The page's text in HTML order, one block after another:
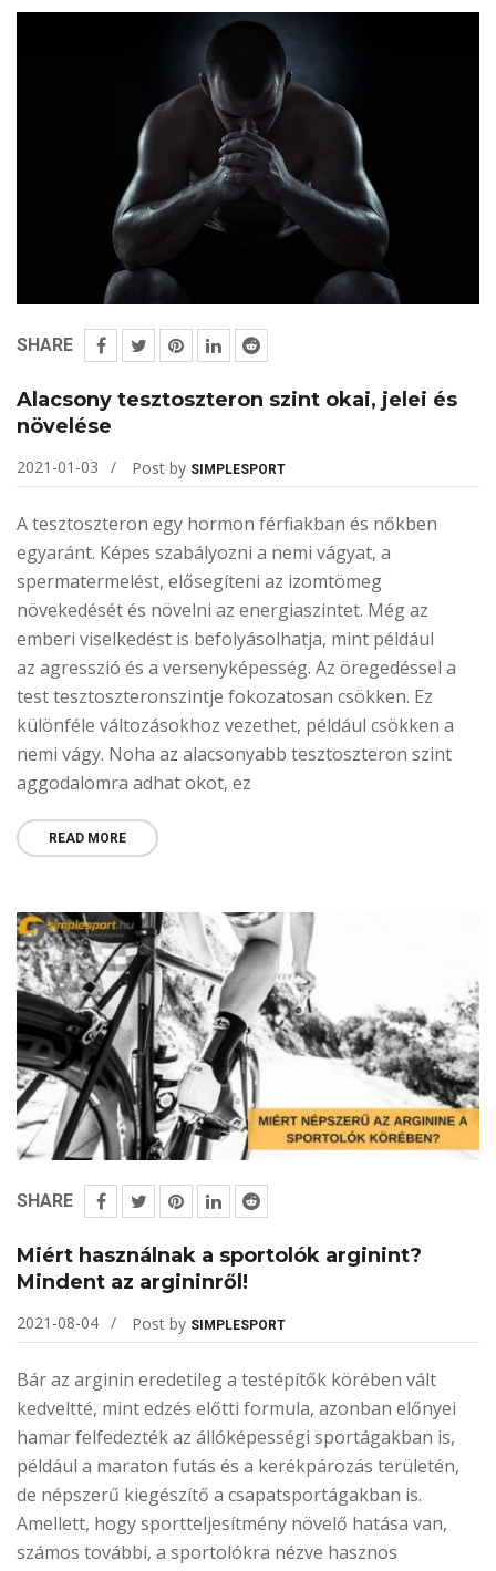
SHARE
Alacsony tesztoszteron szint okai, jelei és
növelése
2021-01-03 Post by SIMPLESPORT
A tesztoszteron egy hormon férfiakban és nőkben
egyaránt. Képes szabályozni a nemi vágyat, a
spermatermelést, elősegíteni az izomtömeg
növekedését és növelni az energiaszintet. Még az
emberi viselkedést is befolyásolhatja, mint például
az agresszió és a versenyképesség. Az öregedéssel a
test tesztoszteronszintje fokozatosan csökken. Ez
különféle változásokhoz vezethet, például csökken a
nemi vágy. Noha az alacsonyabb tesztoszteron szint
aggodalomra adhat okot, ez
READ MORE
SHARE
Miért használnak a sportolók arginint?
Mindent az argininről!
2021-08-04 Post by SIMPLESPORT
Bár az arginin eredetileg a testépítők körében vált
kedveltté, mint edzés előtti formula, azonban előnyei
hamar felfedezték az állóképességi sportágakban is,
például a maraton futás és a kerékpározás területén,
de népszerű kiegészítő a csapatsportágakban is.
Amellett, hogy sportteljesítmény növelő hatása van,
számos további, a sportolókra nézve hasznos